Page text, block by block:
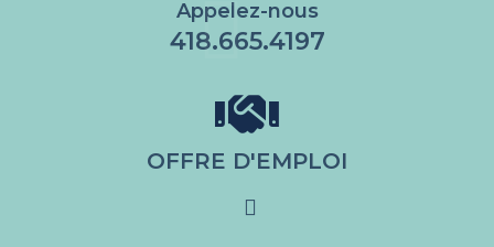
Appelez-nous
418.665.4197
OFFRE D'EMPLOI